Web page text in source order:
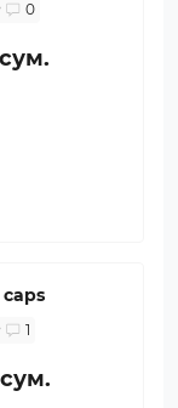
0
caps
1